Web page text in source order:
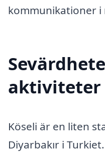
kommunikationer i
aktiviteter
Köseli är en liten
Diyarbakır i